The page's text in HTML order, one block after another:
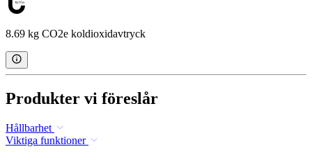
8.69 kg CO2e koldioxidavtryck
Produkter vi föreslår
Hållbarhet
Viktiga funktioner